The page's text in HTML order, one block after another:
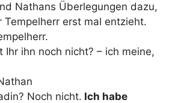
Nathans Überlegungen dazu,
Tempelherr erst mal entzieht.
Ihr ihn noch nicht? – ich meine,
Noch nicht. Ich habe